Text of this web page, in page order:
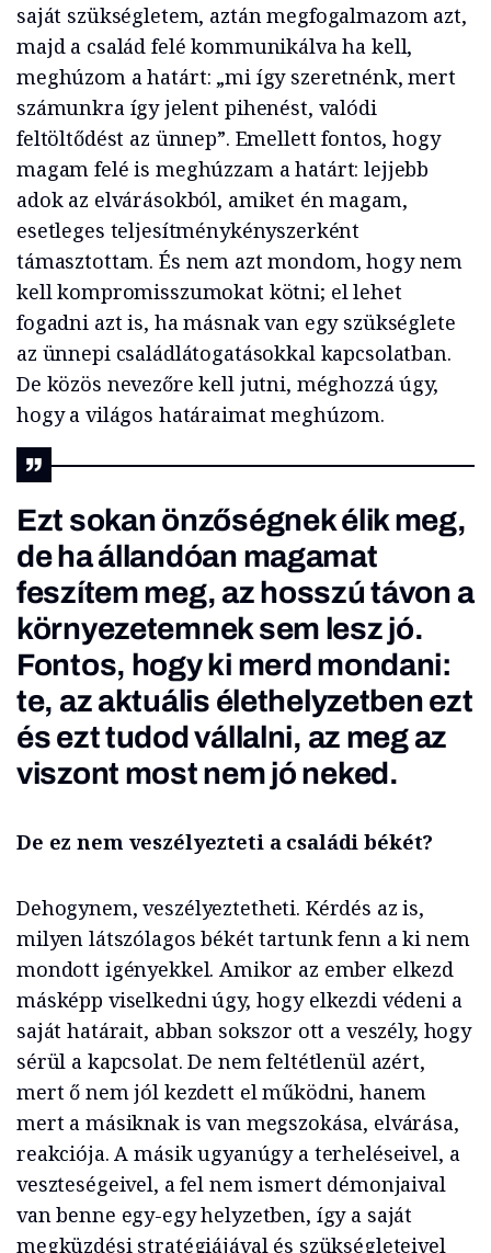
saját szükségletem, aztán megfogalmazom azt,
majd a család felé kommunikálva ha kell,
meghúzom a határt: „mi így szeretnénk, mert
számunkra így jelent pihenést, valódi
feltöltődést az ünnep”. Emellett fontos, hogy
magam felé is meghúzzam a határt: lejjebb
adok az elvárásokból, amiket én magam,
esetleges teljesítménykényszerként
támasztottam. És nem azt mondom, hogy nem
kell kompromisszumokat kötni; el lehet
fogadni azt is, ha másnak van egy szükséglete
az ünnepi családlátogatásokkal kapcsolatban.
De közös nevezőre kell jutni, méghozzá úgy,
hogy a világos határaimat meghúzom.
Ezt sokan önzőségnek élik meg,
de ha állandóan magamat
feszítem meg, az hosszú távon a
környezetemnek sem lesz jó.
Fontos, hogy ki merd mondani:
te, az aktuális élethelyzetben ezt
és ezt tudod vállalni, az meg az
viszont most nem jó neked.
De ez nem veszélyezteti a családi békét?
Dehogynem, veszélyeztetheti. Kérdés az is,
milyen látszólagos békét tartunk fenn a ki nem
mondott igényekkel. Amikor az ember elkezd
másképp viselkedni úgy, hogy elkezdi védeni a
saját határait, abban sokszor ott a veszély, hogy
sérül a kapcsolat. De nem feltétlenül azért,
mert ő nem jól kezdett el működni, hanem
mert a másiknak is van megszokása, elvárása,
reakciója. A másik ugyanúgy a terheléseivel, a
veszteségeivel, a fel nem ismert démonjaival
van benne egy-egy helyzetben, így a saját
megküzdési stratégiájával és szükségleteivel